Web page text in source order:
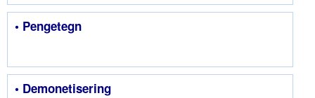
• Pengetegn
• Demonetisering